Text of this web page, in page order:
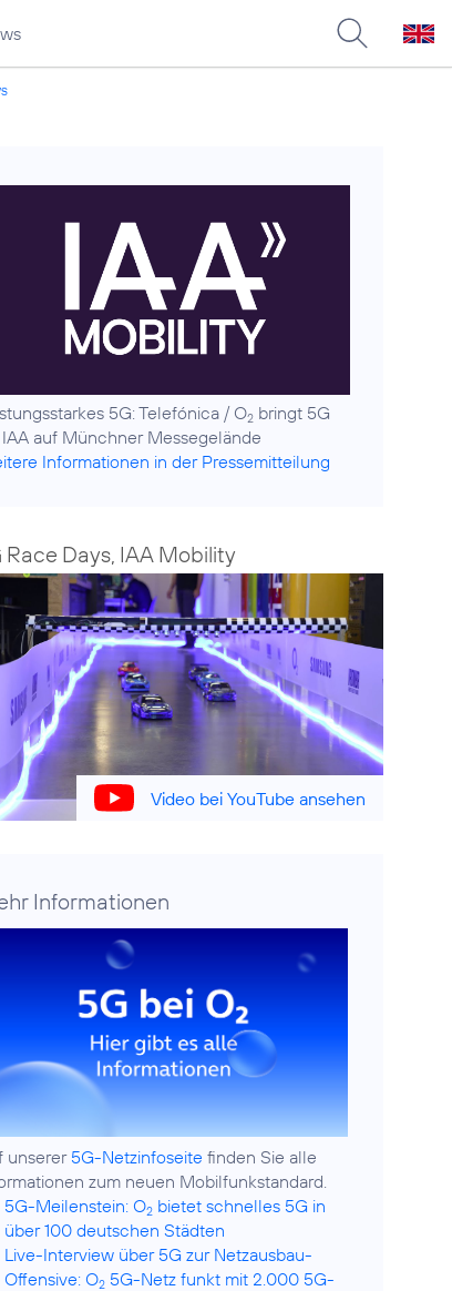
5G: Telefónica / O2 bringt 5G
Informationen in der Pressemitteilung
Race Days, IAA Mobility
Video bei YouTube ansehen
Informationen
unserer 5G-Netzinfoseite finden Sie alle
5G-Meilenstein: O2 bietet schnelles 5G in
über 100 deutschen Städten
Live-Interview über 5G zur Netzausbau-
Offensive: O2 5G-Netz funkt mit 2.000 5G-